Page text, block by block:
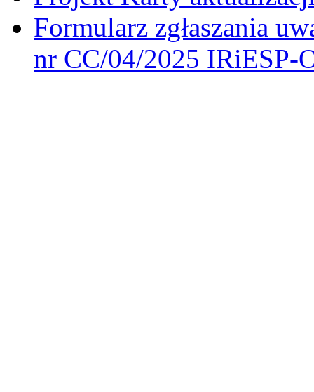
Formularz zgłaszania
nr CC/04/2025 IRiESP-